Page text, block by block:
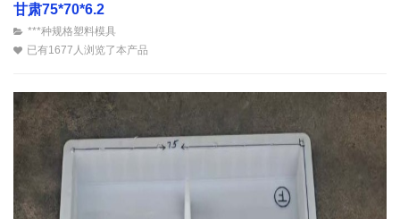
甘肃75*70*6.2
***种规格塑料模具
已有1677人浏览了本产品